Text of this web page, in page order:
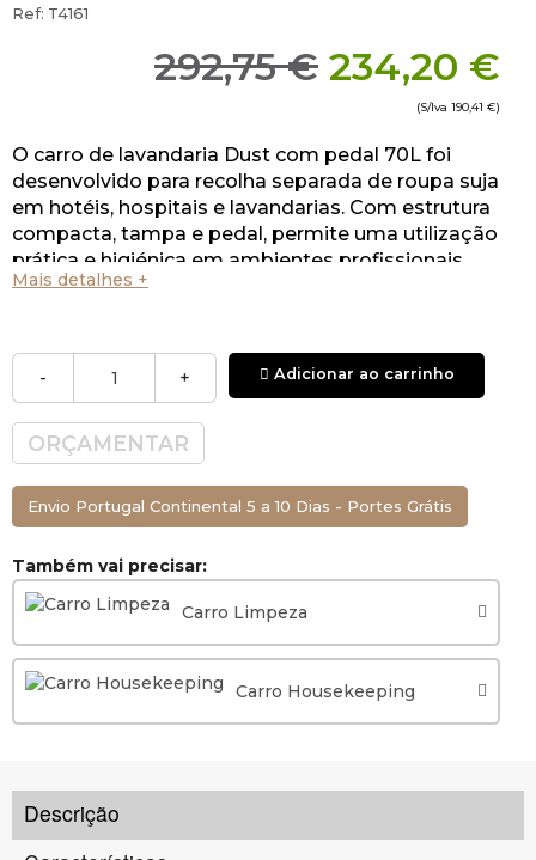
Ref: T4161
292,75 € 234,20 €
(S/Iva 190,41 €)
O carro de lavandaria Dust com pedal 70L foi
desenvolvido para recolha separada de roupa suja
em hotéis, hospitais e lavandarias. Com estrutura
compacta, tampa e pedal, permite uma utilização
prática e higiénica em ambientes profissionais.
Mais detalhes +
- + Adicionar ao carrinho
ORÇAMENTAR
Envio Portugal Continental 5 a 10 Dias - Portes Grátis
Também vai precisar:
Carro Limpeza
Carro Housekeeping
Descrição